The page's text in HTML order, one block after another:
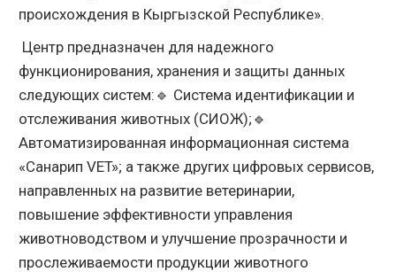
происхождения в Кыргызской Республике».
Центр предназначен для надежного
функционирования, хранения и защиты данных
следующих систем:🔹 Система идентификации и
отслеживания животных (СИОЖ);🔹
Автоматизированная информационная система
«Санарип VET»; а также других цифровых сервисов,
направленных на развитие ветеринарии,
повышение эффективности управления
животноводством и улучшение прозрачности и
прослеживаемости продукции животного